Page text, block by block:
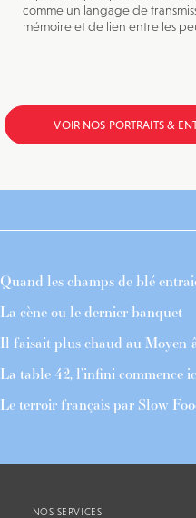
comme un langage de
mémoire et de lien entre les
VOIR NOS PORTRAITS &
Quand les champs de blé
La cène ou le dernier banquet
Il faisait plus chaud au Moyen-
La table 42, l’infini commence
Le terroir français par Slow
NOS SERVICES